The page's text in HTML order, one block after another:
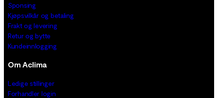
Sponsing
Kjøpsvilkår og betaling
Frakt og levering
Retur og bytte
Kundeinnlogging
Om Aclima
Ledige stillinger
Forhandler login